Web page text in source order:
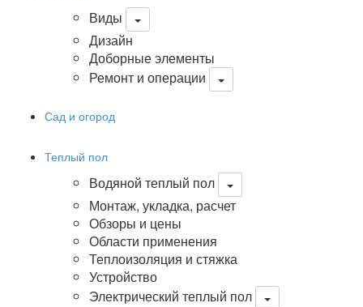
Виды
Дизайн
Доборные элементы
Ремонт и операции
Сад и огород
Теплый пол
Водяной теплый пол
Монтаж, укладка, расчет
Обзоры и цены
Области применения
Теплоизоляция и стяжка
Устройство
Электрический теплый пол